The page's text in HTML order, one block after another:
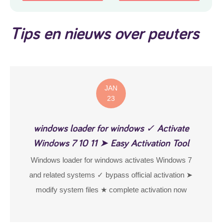
Tips en nieuws over peuters
JAN
23
windows loader for windows ✓ Activate
Windows 7 10 11 ➤ Easy Activation Tool
Windows loader for windows activates Windows 7
and related systems ✓ bypass official activation ➤
modify system files ★ complete activation now